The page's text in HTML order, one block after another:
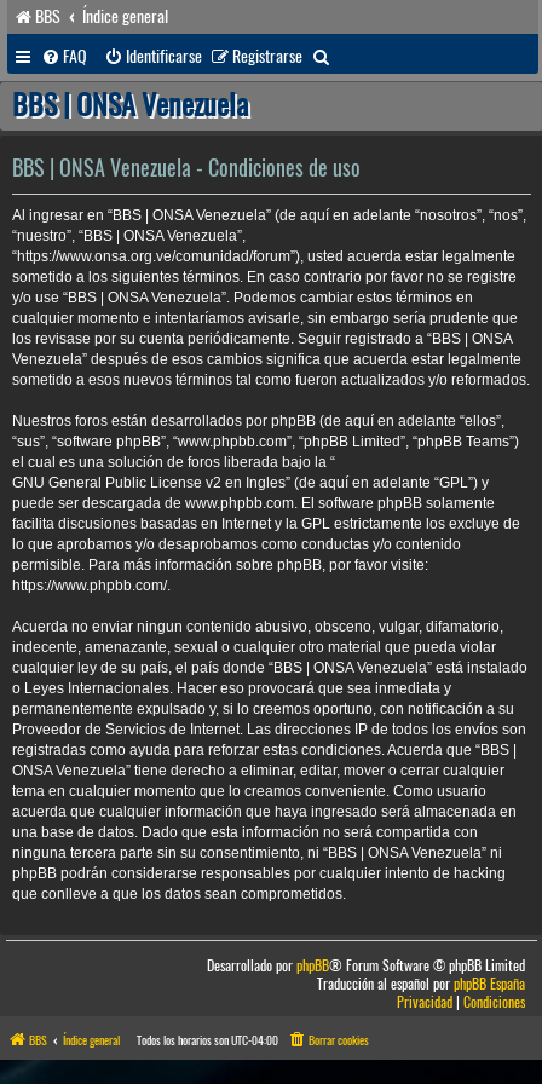
BBS
Índice general
FAQ
Identificarse Registrarse
u
a
r
BBS | ONSA Venezuela
BBS | ONSA Venezuela - Condiciones de uso
Al ingresar en “BBS | ONSA Venezuela” (de aquí en adelante “nosotros”, “nos”,
“nuestro”, “BBS | ONSA Venezuela”,
“https://www.onsa.org.ve/comunidad/forum”), usted acuerda estar legalmente
sometido a los siguientes términos. En caso contrario por favor no se registre
y/o use “BBS | ONSA Venezuela”. Podemos cambiar estos términos en
cualquier momento e intentaríamos avisarle, sin embargo sería prudente que
los revisase por su cuenta periódicamente. Seguir registrado a “BBS | ONSA
Venezuela” después de esos cambios significa que acuerda estar legalmente
sometido a esos nuevos términos tal como fueron actualizados y/o reformados.
Nuestros foros están desarrollados por phpBB (de aquí en adelante “ellos”,
“sus”, “software phpBB”, “www.phpbb.com”, “phpBB Limited”, “phpBB Teams”)
el cual es una solución de foros liberada bajo la “
GNU General Public License v2 en Ingles” (de aquí en adelante “GPL”) y
puede ser descargada de www.phpbb.com. El software phpBB solamente
facilita discusiones basadas en Internet y la GPL estrictamente los excluye de
lo que aprobamos y/o desaprobamos como conductas y/o contenido
permisible. Para más información sobre phpBB, por favor visite:
https://www.phpbb.com/.
Acuerda no enviar ningun contenido abusivo, obsceno, vulgar, difamatorio,
indecente, amenazante, sexual o cualquier otro material que pueda violar
cualquier ley de su país, el país donde “BBS | ONSA Venezuela” está instalado
o Leyes Internacionales. Hacer eso provocará que sea inmediata y
permanentemente expulsado y, si lo creemos oportuno, con notificación a su
Proveedor de Servicios de Internet. Las direcciones IP de todos los envíos son
registradas como ayuda para reforzar estas condiciones. Acuerda que “BBS |
ONSA Venezuela” tiene derecho a eliminar, editar, mover o cerrar cualquier
tema en cualquier momento que lo creamos conveniente. Como usuario
acuerda que cualquier información que haya ingresado será almacenada en
una base de datos. Dado que esta información no será compartida con
ninguna tercera parte sin su consentimiento, ni “BBS | ONSA Venezuela” ni
phpBB podrán considerarse responsables por cualquier intento de hacking
que conlleve a que los datos sean comprometidos.
Desarrollado porphpBB® Forum Software © phpBB Limited
Traducción al español porphpBB España
Privacidad|Condiciones
BBS Índice general Todos los horarios sonUTC-04:00 Borrar cookies